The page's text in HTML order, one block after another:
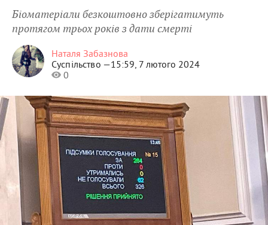
Біоматеріали безкоштовно зберігатимуть
протягом трьох років з дати смерті
Наталя Забазнова
Суспільство —15:59, 7 лютого 2024
0